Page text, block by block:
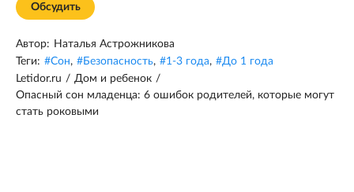
Обсудить
Автор: Наталья Астрожникова
Теги: #Сон, #Безопасность, #1-3 года, #До 1 года
Letidor.ru / Дом и ребенок /
Опасный сон младенца: 6 ошибок родителей, которые могут
стать роковыми